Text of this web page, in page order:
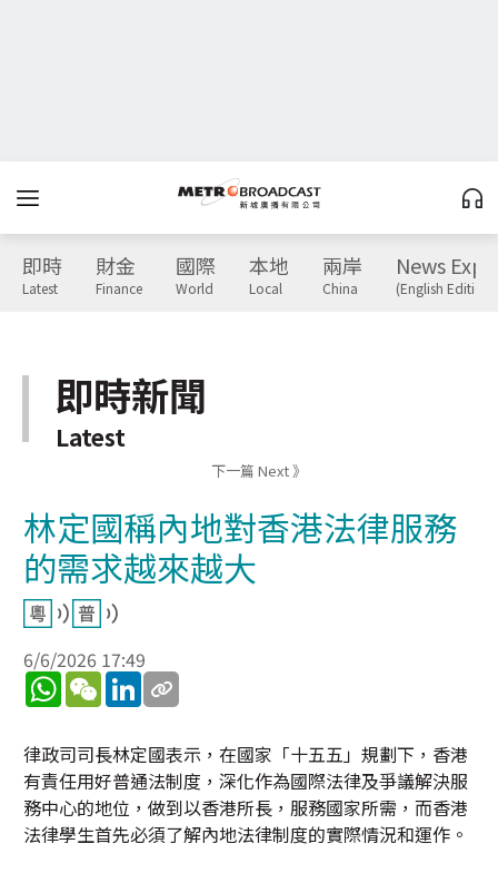
即時
Latest
財金
Finance
國際
World
本地
Local
兩岸
China
News
(English Edition)
即時新聞
Latest
下一篇 Next 》
林定國稱內地對香港法律服務
的需求越來越大
6/6/2026 17:49
WhatsApp
WeChatLinkedIn
律政司司長林定國表示，在國家「十五五」規劃下，香港
有責任用好普通法制度，深化作為國際法律及爭議解決服
務中心的地位，做到以香港所長，服務國家所需，而香港
法律學生首先必須了解內地法律制度的實際情況和運作。